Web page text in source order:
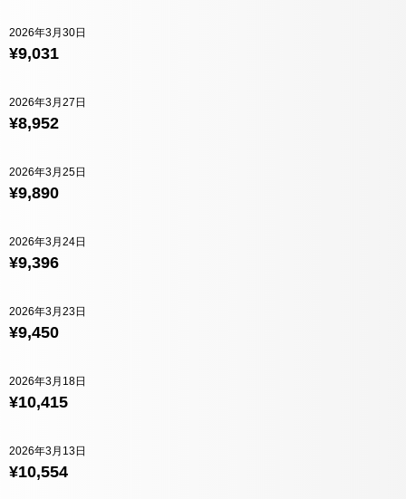
¥9,031
2026年3月30日
¥8,952
2026年3月27日
¥9,890
2026年3月25日
¥9,396
2026年3月24日
¥9,450
2026年3月23日
¥10,415
2026年3月18日
¥10,554
2026年3月13日